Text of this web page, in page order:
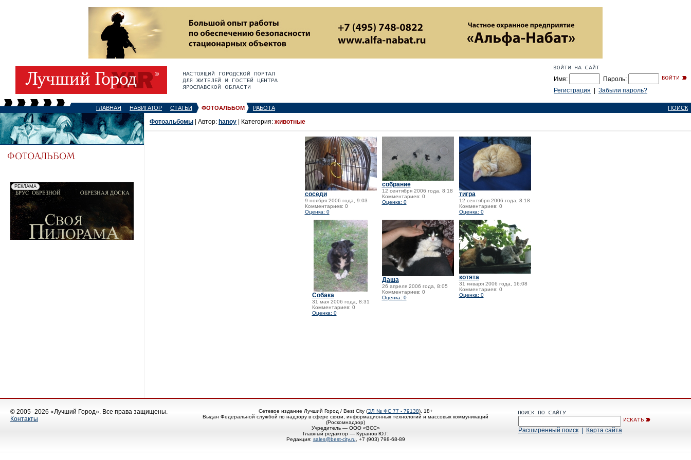
Имя:
Пароль:
Регистрация
Забыли пароль?
ГЛАВНАЯ НАВИГАТОР СТАТЬИ ФОТОАЛЬБОМ РАБОТА ПОИСК
Фотоальбомы | Автор: hanoy | Категория: животные
соседи
9 ноября 2006 года, 9:03
Комментариев: 0
Оценка: 0
собрание
12 сентября 2006 года, 8:18
Комментариев: 0
Оценка: 0
тигра
12 сентября 2006 года, 8:18
Комментариев: 0
Оценка: 0
Собака
31 мая 2006 года, 8:31
Комментариев: 0
Оценка: 0
Даша
26 апреля 2006 года, 8:05
Комментариев: 0
Оценка: 0
котята
31 января 2006 года, 16:08
Комментариев: 0
Оценка: 0
© 2005–2026 «Лучший Город». Все права защищены.
Контакты
Сетевое издание Лучший Город / Best City (ЭЛ № ФС 77 - 79138), 18+
Выдан Федеральной службой по надзору в сфере связи, информационных технологий и массовых коммуникаций
(Роскомнадзор)
Учредитель — ООО «ВСС»
Главный редактор — Куранов Ю.Г.
Редакция: sales@best-city.ru , +7 (903) 798-68-89
Расширенный поиск Карта сайта